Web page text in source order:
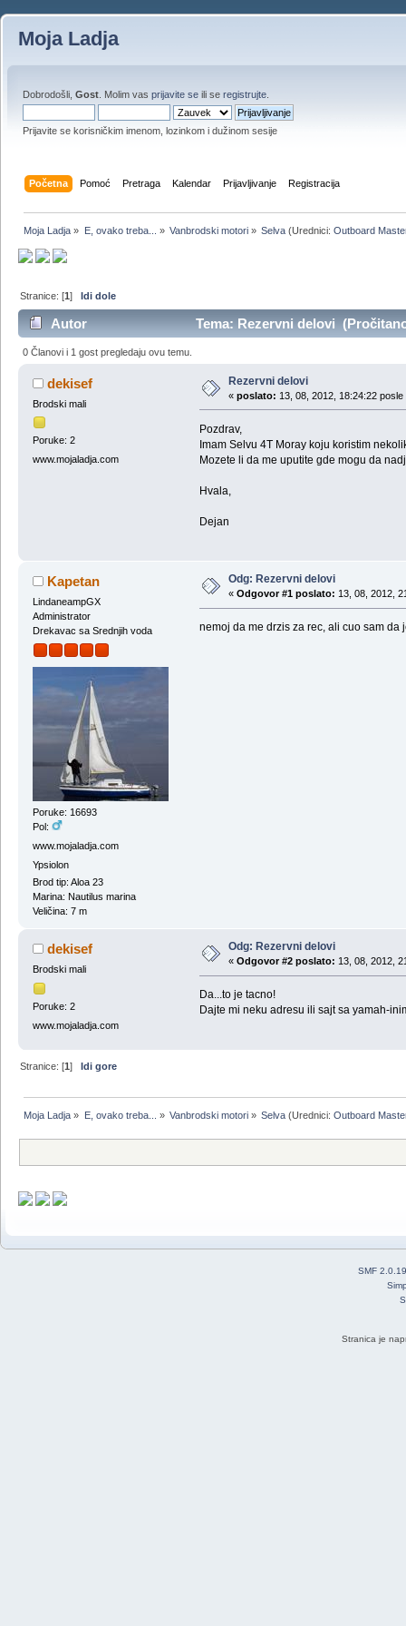
Moja Ladja
Dobrodošli, Gost . Molim vas prijavite se ili se registrujte
Prijavite se korisničkim imenom, lozinkom i dužinom sesije
Početna Pomoć Pretraga Kalendar Prijavljivanje Registracija
Moja Ladja » E, ovako treba... » Vanbrodski motori» Selva (Urednici:Outboard
Stranice: [1]Idi dole
Autor Tema: Rezervni delovi
0 Članovi i 1 gost pregledaju ovu temu.
dekisef
Brodski mali
Poruke: 2
www.mojaladja.com
Rezervni delovi
« poslato: 13, 08, 2012, 18:24:22 posle
Pozdrav,
Imam Selvu 4T Moray koju koristim
Mozete li da me uputite gde mogu da
Hvala,
Dejan
Kapetan
LindaneampGX
Administrator
Drekavac sa Srednjih voda
Poruke: 16693
Pol:
www.mojaladja.com
Ypsiolon
Brod tip: Aloa 23
Marina: Nautilus marina
Veličina: 7 m
Odg: Rezervni delovi
« Odgovor #1 poslato: 13, 08, 2012,
nemoj da me drzis za rec, ali cuo sam da
dekisef
Brodski mali
Poruke: 2
www.mojaladja.com
Odg: Rezervni delovi
« Odgovor #2 poslato: 13, 08, 2012,
Da...to je tacno!
Dajte mi neku adresu ili sajt sa yamah-
Stranice: [1]Idi gore
Moja Ladja » E, ovako treba... » Vanbrodski motori» Selva (Urednici:Outboard
SMF 2.0.19
Stranica je